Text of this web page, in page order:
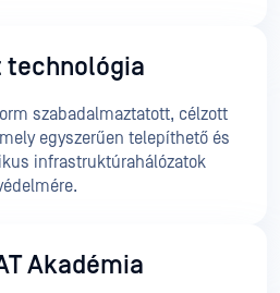
technológia
szabadalmaztatott, célzott
egyszerűen telepíthető és
infrastruktúrahálózatok
Akadémia